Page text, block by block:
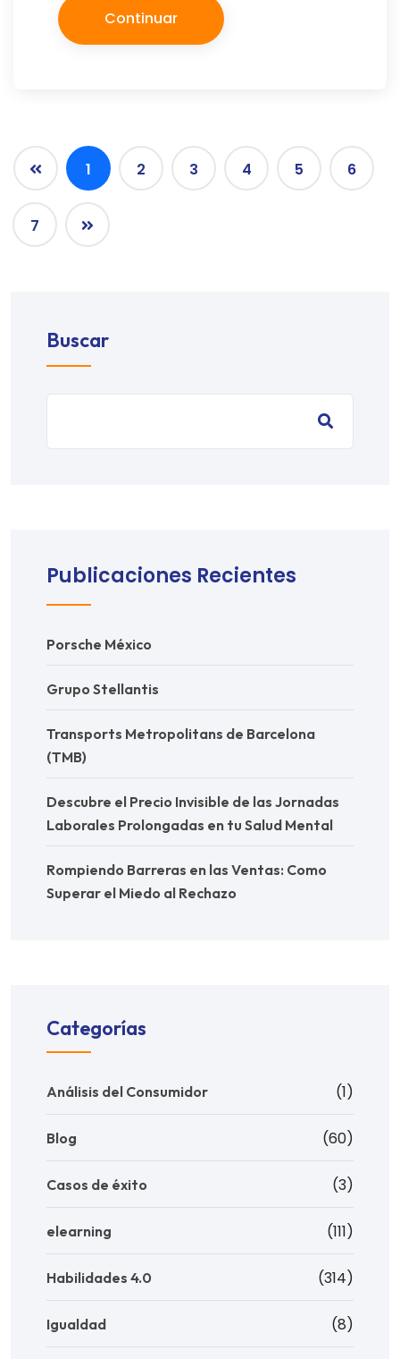
Continuar
1 2 3 4 5 6
7
Buscar
Publicaciones Recientes
Porsche México
Grupo Stellantis
Transports Metropolitans de Barcelona
(TMB)
Descubre el Precio Invisible de las Jornadas
Laborales Prolongadas en tu Salud Mental
Rompiendo Barreras en las Ventas: Como
Superar el Miedo al Rechazo
Categorías
Análisis del Consumidor (1)
Blog (60)
Casos de éxito (3)
elearning (111)
Habilidades 4.0 (314)
Igualdad (8)